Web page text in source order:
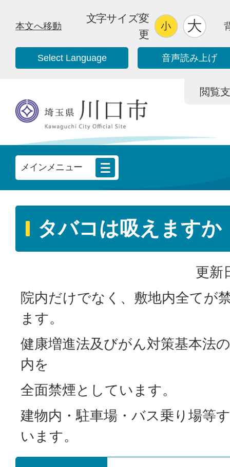
本文へ移動
文字サイズ変
更
Select Language 音声読み上げ
閲覧
メインメニュー
タバコは吸えますか
更新
院内だけでなく、敷地内全てが
ます。
健康増進法及びがん対策基本法
内を
全面禁煙としています。
建物内・駐車場・バス乗り場等
います。